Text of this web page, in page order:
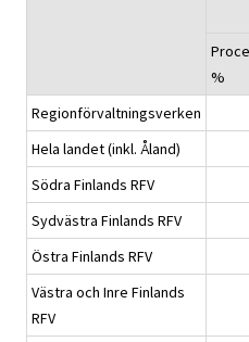
%
Regionförvaltningsverken
Hela landet (inkl. Åland)
Södra Finlands RFV
Sydvästra Finlands RFV
Östra Finlands RFV
Västra och Inre Finlands
RFV